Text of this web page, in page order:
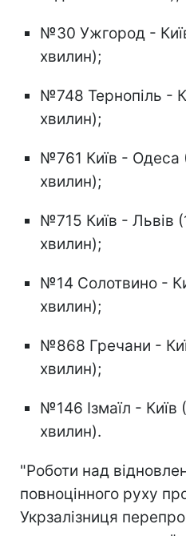
№30 Ужгород -
хвилин);
№748 Тернопіль -
хвилин);
№761 Київ - Одеса
хвилин);
№715 Київ - Львів
хвилин);
№14 Солотвино -
хвилин);
№868 Гречани -
хвилин);
№146 Ізмаїл - Київ
хвилин).
"Роботи над
повноцінного руху
Укрзалізниця